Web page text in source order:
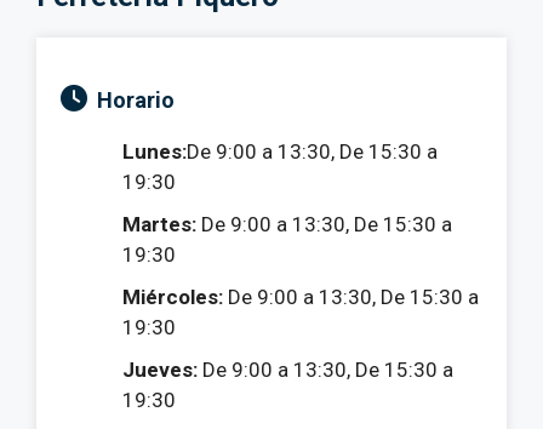
Horario
Lunes:De 9:00 a 13:30, De 15:30 a
19:30
Martes: De 9:00 a 13:30, De 15:30 a
19:30
Miércoles: De 9:00 a 13:30, De 15:30 a
19:30
Jueves: De 9:00 a 13:30, De 15:30 a
19:30